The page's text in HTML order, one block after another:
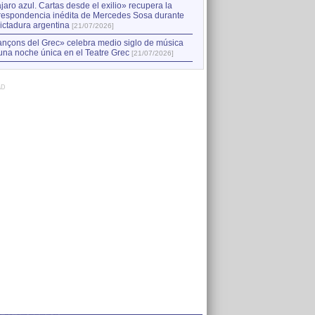
azul. Cartas desde el exilio» recupera la
inédita de Mercedes Sosa durante
argentina [21/07/2026]
del Grec» celebra medio siglo de música
noche única en el Teatre Grec [21/07/2026]